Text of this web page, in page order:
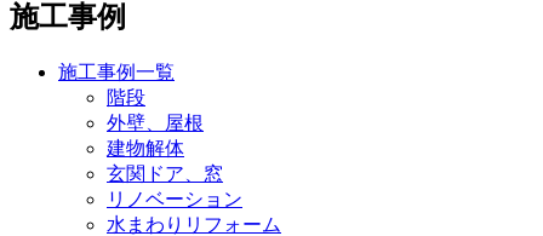
施工事例
施工事例一覧
階段
外壁、屋根
建物解体
玄関ドア、窓
リノベーション
水まわりリフォーム